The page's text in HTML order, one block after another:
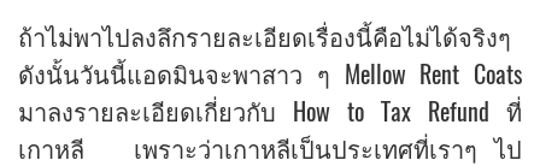
ถ้าไม่พาไปลงลึกรายละเอียดเรื่องนี้คือไม่ได้จริงๆ
ดังนั้นวันนี้แอดมินจะพาสาว ๆ Mellow Rent Coats
มาลงรายละเอียดเกี่ยวกับ How to Tax Refund ที่
เกาหลี เพราะว่าเกาหลีเป็นประเทศที่เราๆ ไป